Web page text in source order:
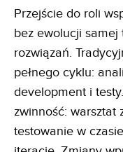
Przejście do roli
bez ewolucji
rozwiązań.
pełnego cyklu:
development i
zwinność: warsztat
testowanie w